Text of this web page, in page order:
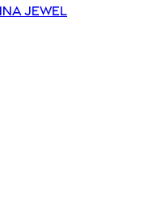
Jewel